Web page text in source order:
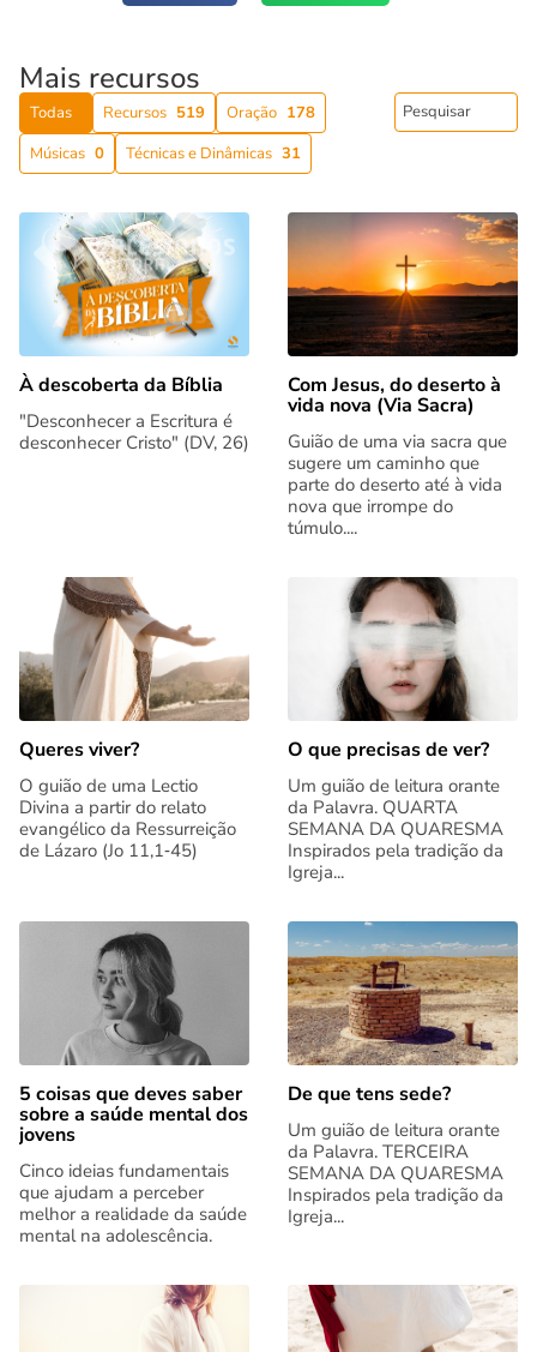
Mais recursos
Todas Recursos 519 Oração 178
Músicas 0 Técnicas e Dinâmicas 31
À descoberta da Bíblia
"Desconhecer a Escritura é
desconhecer Cristo" (DV, 26)
Com Jesus, do deserto à
vida nova (Via Sacra)
Guião de uma via sacra que
sugere um caminho que
parte do deserto até à vida
nova que irrompe do
túmulo....
Queres viver?
O guião de uma Lectio
Divina a partir do relato
evangélico da Ressurreição
de Lázaro (Jo 11,1‑45)
O que precisas de ver?
Um guião de leitura orante
da Palavra. QUARTA
SEMANA DA QUARESMA
Inspirados pela tradição da
Igreja...
5 coisas que deves saber
sobre a saúde mental dos
jovens
Cinco ideias fundamentais
que ajudam a perceber
melhor a realidade da saúde
mental na adolescência.
De que tens sede?
Um guião de leitura orante
da Palavra. TERCEIRA
SEMANA DA QUARESMA
Inspirados pela tradição da
Igreja...